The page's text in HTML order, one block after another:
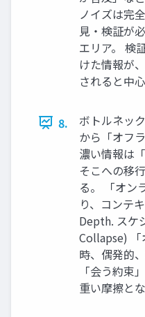
ノイズは完
見・検証が
エリア。 検
けた情報が
されると中
8.
ボトルネッ
から「オフ
濃い情報は
そこへの移
る。 「オン
り、コンテ
Depth. スケ
Collapse) 「
時、偶発的
「会う約束
重い摩擦とな